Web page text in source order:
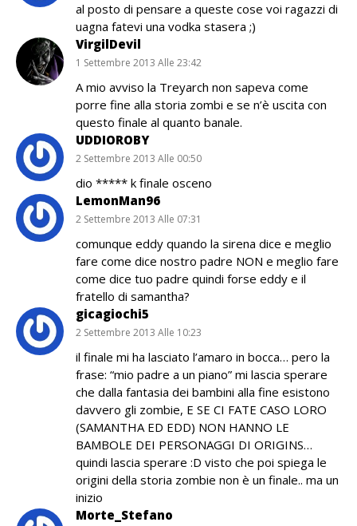
al posto di pensare a queste cose voi ragazzi di
uagna fatevi una vodka stasera ;)
VirgilDevil
1 Settembre 2013 Alle 23:42
A mio avviso la Treyarch non sapeva come
porre fine alla storia zombi e se n’è uscita con
questo finale al quanto banale.
UDDIOROBY
2 Settembre 2013 Alle 00:50
dio ***** k finale osceno
LemonMan96
2 Settembre 2013 Alle 07:31
comunque eddy quando la sirena dice e meglio
fare come dice nostro padre NON e meglio fare
come dice tuo padre quindi forse eddy e il
fratello di samantha?
gicagiochi5
2 Settembre 2013 Alle 10:23
il finale mi ha lasciato l’amaro in bocca… pero la
frase: “mio padre a un piano” mi lascia sperare
che dalla fantasia dei bambini alla fine esistono
davvero gli zombie, E SE CI FATE CASO LORO
(SAMANTHA ED EDD) NON HANNO LE
BAMBOLE DEI PERSONAGGI DI ORIGINS…
quindi lascia sperare :D visto che poi spiega le
origini della storia zombie non è un finale.. ma un
inizio
Morte_Stefano